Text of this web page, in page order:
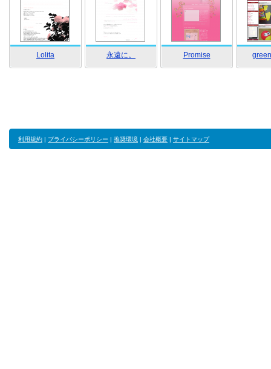
Lolita 永遠に。 Promise
利用規約 | プライバシーポリシー | 推奨環境 | 会社概要 | サイトマップ